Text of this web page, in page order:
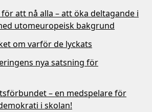
att nå alla – att öka deltagande i
utomeuropeisk bakgrund
om varför de lyckats
nya satsning för
– en medspelare för
i skolan!